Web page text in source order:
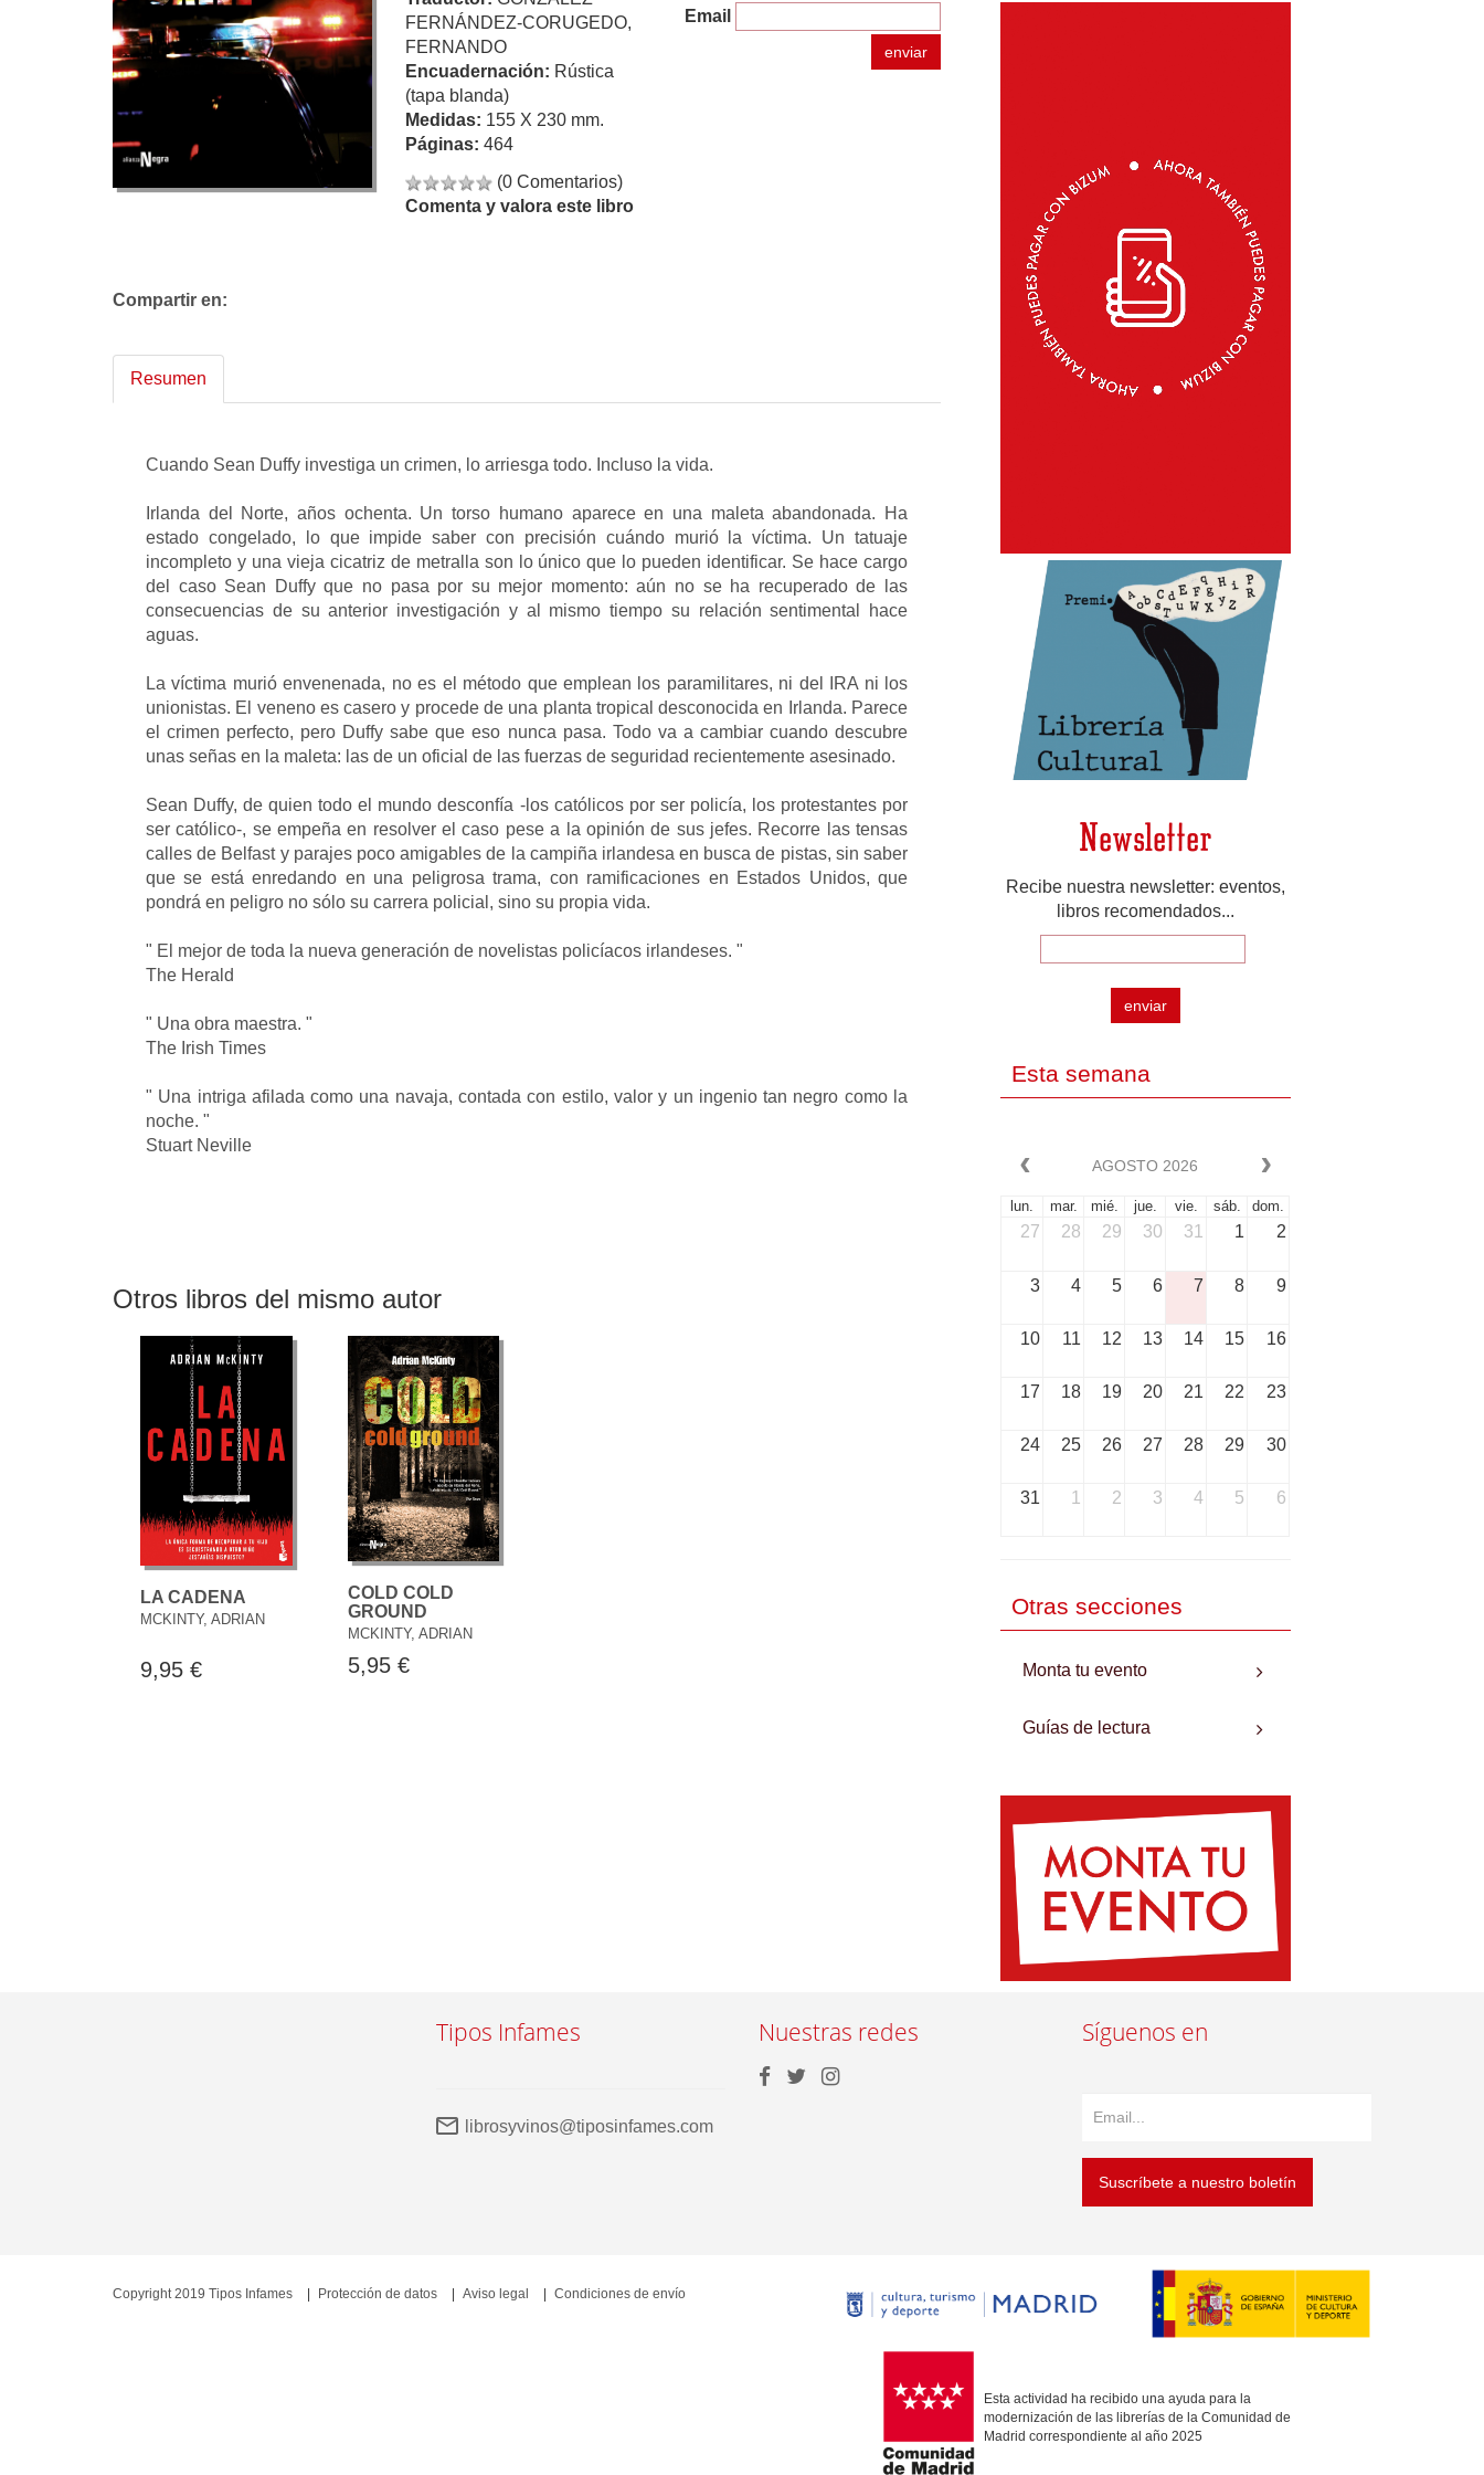
FERNÁNDEZ-CORUGEDO,
FERNANDO
Encuadernación: Rústica
(tapa blanda)
Medidas: 155 X 230 mm.
Páginas: 464
(0 Comentarios)
Comenta y valora este libro
Email
enviar
Compartir en:
Resumen
Cuando Sean Duffy investiga un crimen, lo arriesga todo. Incluso la vida.
Irlanda del Norte, años ochenta. Un torso humano aparece en una maleta abandonada. Ha
estado congelado, lo que impide saber con precisión cuándo murió la víctima. Un tatuaje
incompleto y una vieja cicatriz de metralla son lo único que lo pueden identificar. Se hace cargo
del caso Sean Duffy que no pasa por su mejor momento: aún no se ha recuperado de las
consecuencias de su anterior investigación y al mismo tiempo su relación sentimental hace
aguas.
La víctima murió envenenada, no es el método que emplean los paramilitares, ni del IRA ni los
unionistas. El veneno es casero y procede de una planta tropical desconocida en Irlanda. Parece
el crimen perfecto, pero Duffy sabe que eso nunca pasa. Todo va a cambiar cuando descubre
unas señas en la maleta: las de un oficial de las fuerzas de seguridad recientemente asesinado.
Sean Duffy, de quien todo el mundo desconfía -los católicos por ser policía, los protestantes por
ser católico-, se empeña en resolver el caso pese a la opinión de sus jefes. Recorre las tensas
calles de Belfast y parajes poco amigables de la campiña irlandesa en busca de pistas, sin saber
que se está enredando en una peligrosa trama, con ramificaciones en Estados Unidos, que
pondrá en peligro no sólo su carrera policial, sino su propia vida.
" El mejor de toda la nueva generación de novelistas policíacos irlandeses. "
The Herald
" Una obra maestra. "
The Irish Times
" Una intriga afilada como una navaja, contada con estilo, valor y un ingenio tan negro como la
noche. "
Stuart Neville
Otros libros del mismo autor
LA CADENA
MCKINTY, ADRIAN
9,95 €
COLD COLD
GROUND
MCKINTY, ADRIAN
5,95 €
Newsletter
Recibe nuestra newsletter: eventos,
libros recomendados...
enviar
Esta semana
AGOSTO 2026
lun. mar. mié. jue. vie. sáb. dom.
27 28 29 30 31 1 2
3 4 5 6 7 8 9
10 11 12 13 14 15 16
17 18 19 20 21 22 23
24 25 26 27 28 29 30
31 1 2 3 4 5 6
Otras secciones
Monta tu evento
Guías de lectura
Tipos Infames
librosyvinos@tiposinfames.com
Nuestras redes Síguenos en
Suscríbete a nuestro boletín
Esta actividad ha recibido una ayuda para la
modernización de las librerías de la Comunidad de
Madrid correspondiente al año 2025
Copyright 2019 Tipos Infames Protección de datos Aviso legal Condiciones de envío